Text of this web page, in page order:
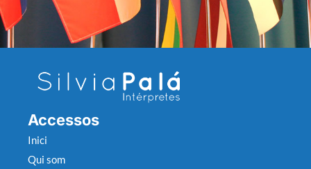
Accessos
Inici
Qui som